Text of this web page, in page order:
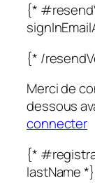
{*
{* /
Merci de
dessous
connecter
{*
lastName